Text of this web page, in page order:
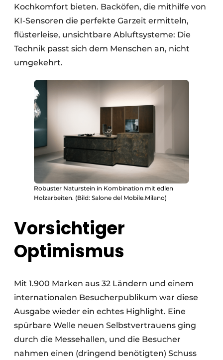
Kochkomfort bieten. Backöfen, die mithilfe von
KI-Sensoren die perfekte Garzeit ermitteln,
flüsterleise, unsichtbare Abluftsysteme: Die
Technik passt sich dem Menschen an, nicht
umgekehrt.
Robuster Naturstein in Kombination mit edlen
Holzarbeiten. (Bild: Salone del Mobile.Milano)
Vorsichtiger
Optimismus
Mit 1.900 Marken aus 32 Ländern und einem
internationalen Besucherpublikum war diese
Ausgabe wieder ein echtes Highlight. Eine
spürbare Welle neuen Selbstvertrauens ging
durch die Messehallen, und die Besucher
nahmen einen (dringend benötigten) Schuss